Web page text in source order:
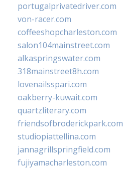
portugalprivatedriver.com
von-racer.com
coffeeshopcharleston.com
salon104mainstreet.com
alkaspringswater.com
318mainstreet8h.com
lovenailsspari.com
oakberry-kuwait.com
quartzliterary.com
friendsofbroderickpark.com
studiopiattellina.com
jannagrillspringfield.com
fujiyamacharleston.com